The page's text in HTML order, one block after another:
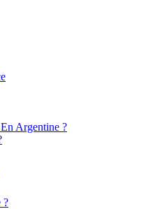
Argentine ?
?